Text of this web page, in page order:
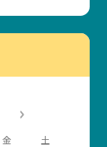
金 土